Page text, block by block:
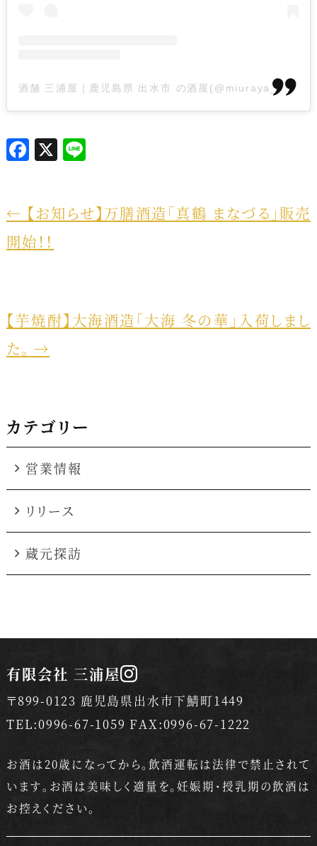
酒舗 三浦屋｜鹿児島県 出水市 の酒屋(@miuraya_syotyu)がシェアした投稿
F
a
e
b
k
X L
e
← 【お知らせ】万膳酒造「真鶴 まなづる」販売
開始！！
【芋焼酎】大海酒造「大海 冬の華」入荷しまし
た。 →
カテゴリー
営業情報
リリース
蔵元探訪
有限会社 三浦屋
〒899-0123 鹿児島県出水市下鯖町1449
TEL:0996-67-1059 FAX:0996-67-1222
お酒は20歳になってから。飲酒運転は法律で禁止されて
います。 お酒は美味しく適量を。妊娠期・授乳期の飲酒は
お控えください。